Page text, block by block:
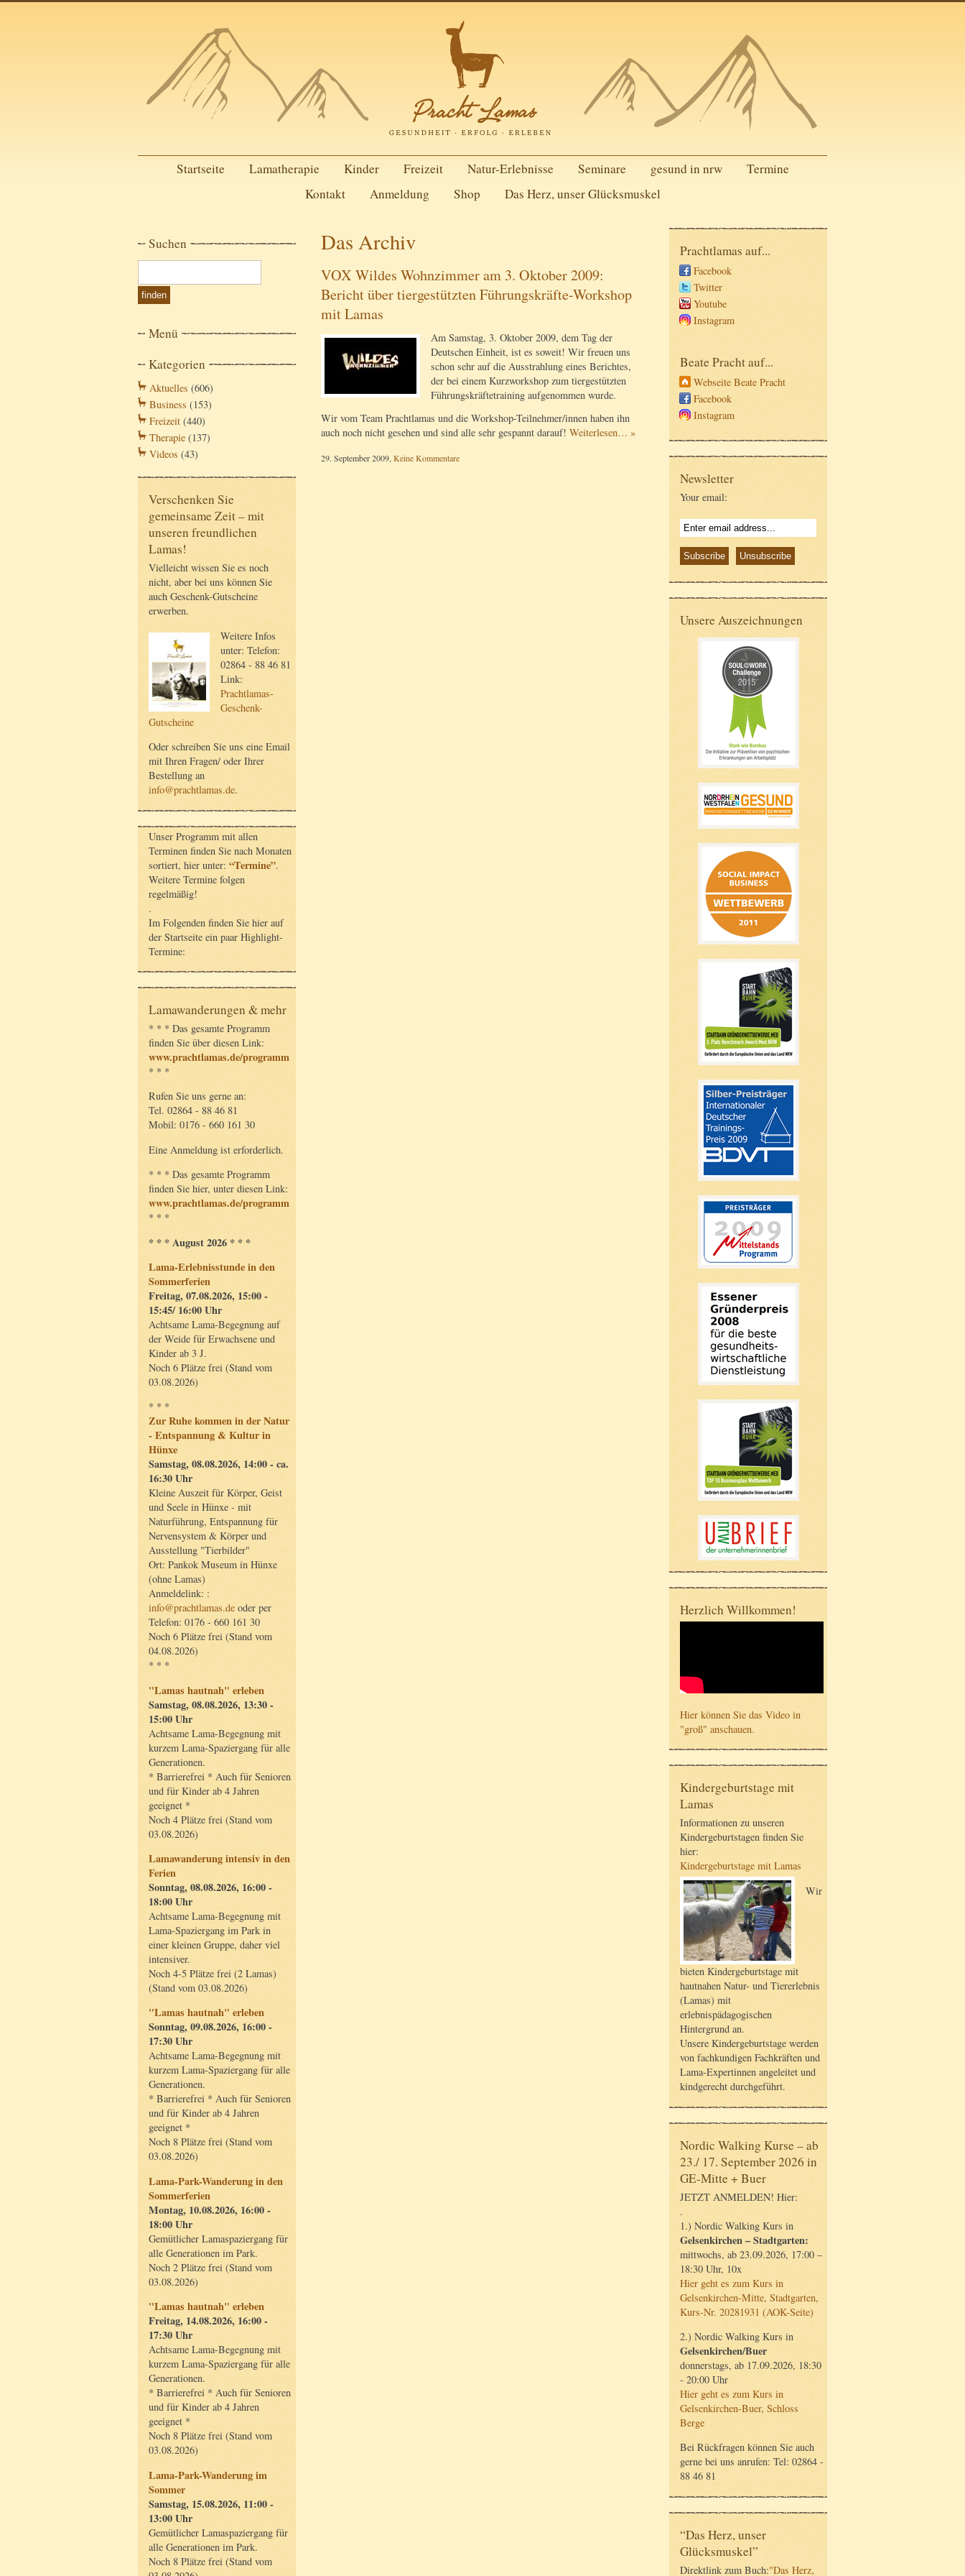
Startseite Lamatherapie Kinder Freizeit Natur-Erlebnisse Seminare gesund in nrw
Termine
Kontakt
Anmeldung Shop Das Herz, unser Glücksmuskel
Suchen
Menü
Kategorien
Aktuelles (606)
Business (153)
Freizeit (440)
Therapie (137)
Videos (43)
Verschenken Sie
gemeinsame Zeit – mit
unseren freundlichen
Lamas!
Vielleicht wissen Sie es noch
nicht, aber bei uns können Sie
auch Geschenk-Gutscheine
erwerben.
Weitere Infos
unter: Telefon:
02864 - 88 46 81
Link:
Prachtlamas-
Geschenk-
Gutscheine
Oder schreiben Sie uns eine Email
mit Ihren Fragen/ oder Ihrer
Bestellung an
info@prachtlamas.de.
Unser Programm mit allen
Terminen finden Sie nach Monaten
sortiert, hier unter: “Termine”.
Weitere Termine folgen
regelmäßig!
.
Im Folgenden finden Sie hier auf
der Startseite ein paar Highlight-
Termine:
Lamawanderungen & mehr
* * * Das gesamte Programm
finden Sie über diesen Link:
www.prachtlamas.de/programm
* * *
Rufen Sie uns gerne an:
Tel. 02864 - 88 46 81
Mobil: 0176 - 660 161 30
Eine Anmeldung ist erforderlich.
* * * Das gesamte Programm
finden Sie hier, unter diesen Link:
www.prachtlamas.de/programm
* * *
* * * August 2026 * * *
Lama-Erlebnisstunde in den
Sommerferien
Freitag, 07.08.2026, 15:00 -
15:45/ 16:00 Uhr
Achtsame Lama-Begegnung auf
der Weide für Erwachsene und
Kinder ab 3 J.
Noch 6 Plätze frei (Stand vom
03.08.2026)
* * *
Zur Ruhe kommen in der Natur
- Entspannung & Kultur in
Hünxe
Samstag, 08.08.2026, 14:00 - ca.
16:30 Uhr
Kleine Auszeit für Körper, Geist
und Seele in Hünxe - mit
Naturführung, Entspannung für
Nervensystem & Körper und
Ausstellung "Tierbilder"
Ort: Pankok Museum in Hünxe
(ohne Lamas)
Anmeldelink: :
info@prachtlamas.de oder per
Telefon: 0176 - 660 161 30
Noch 6 Plätze frei (Stand vom
04.08.2026)
* * *
"Lamas hautnah" erleben
Samstag, 08.08.2026, 13:30 -
15:00 Uhr
Achtsame Lama-Begegnung mit
kurzem Lama-Spaziergang für alle
Generationen.
* Barrierefrei * Auch für Senioren
und für Kinder ab 4 Jahren
geeignet *
Noch 4 Plätze frei (Stand vom
03.08.2026)
Lamawanderung intensiv in den
Ferien
Sonntag, 08.08.2026, 16:00 -
18:00 Uhr
Achtsame Lama-Begegnung mit
Lama-Spaziergang im Park in
einer kleinen Gruppe, daher viel
intensiver.
Noch 4-5 Plätze frei (2 Lamas)
(Stand vom 03.08.2026)
"Lamas hautnah" erleben
Sonntag, 09.08.2026, 16:00 -
17:30 Uhr
Achtsame Lama-Begegnung mit
kurzem Lama-Spaziergang für alle
Generationen.
* Barrierefrei * Auch für Senioren
und für Kinder ab 4 Jahren
geeignet *
Noch 8 Plätze frei (Stand vom
03.08.2026)
Lama-Park-Wanderung in den
Sommerferien
Montag, 10.08.2026, 16:00 -
18:00 Uhr
Gemütlicher Lamaspaziergang für
alle Generationen im Park.
Noch 2 Plätze frei (Stand vom
03.08.2026)
"Lamas hautnah" erleben
Freitag, 14.08.2026, 16:00 -
17:30 Uhr
Achtsame Lama-Begegnung mit
kurzem Lama-Spaziergang für alle
Generationen.
* Barrierefrei * Auch für Senioren
und für Kinder ab 4 Jahren
geeignet *
Noch 8 Plätze frei (Stand vom
03.08.2026)
Lama-Park-Wanderung im
Sommer
Samstag, 15.08.2026, 11:00 -
13:00 Uhr
Gemütlicher Lamaspaziergang für
alle Generationen im Park.
Noch 8 Plätze frei (Stand vom
Prachtlamas auf...
Facebook
Twitter
Youtube
Instagram
Beate Pracht auf...
Webseite Beate Pracht
Facebook
Instagram
Newsletter
Your email:
Unsere Auszeichnungen
Herzlich Willkommen!
Hier können Sie das Video in
"groß" anschauen.
Kindergeburtstage mit
Lamas
Informationen zu unseren
Kindergeburtstagen finden Sie
hier:
Kindergeburtstage mit Lamas
Wir
bieten Kindergeburtstage mit
hautnahen Natur- und Tiererlebnis
(Lamas) mit
erlebnispädagogischen
Hintergrund an.
Unsere Kindergeburtstage werden
von fachkundigen Fachkräften und
Lama-Expertinnen angeleitet und
kindgerecht durchgeführt.
Nordic Walking Kurse – ab
23./ 17. September 2026 in
GE-Mitte + Buer
JETZT ANMELDEN! Hier:
.
1.) Nordic Walking Kurs in
Gelsenkirchen – Stadtgarten:
mittwochs, ab 23.09.2026, 17:00 –
18:30 Uhr, 10x
Hier geht es zum Kurs in
Gelsenkirchen-Mitte, Stadtgarten,
Kurs-Nr. 20281931 (AOK-Seite)
2.) Nordic Walking Kurs in
Gelsenkirchen/Buer
donnerstags, ab 17.09.2026, 18:30
- 20:00 Uhr
Hier geht es zum Kurs in
Gelsenkirchen-Buer, Schloss
Berge
Bei Rückfragen können Sie auch
gerne bei uns anrufen: Tel: 02864 -
88 46 81
“Das Herz, unser
Glücksmuskel”
Direktlink zum Buch:"Das Herz,
Das Archiv
VOX Wildes Wohnzimmer am 3. Oktober 2009:
Bericht über tiergestützten Führungskräfte-Workshop
mit Lamas
Am Samstag, 3. Oktober 2009, dem Tag der
Deutschen Einheit, ist es soweit! Wir freuen uns
schon sehr auf die Ausstrahlung eines Berichtes,
der bei einem Kurzworkshop zum tiergestützten
Führungskräftetraining aufgenommen wurde.
Wir vom Team Prachtlamas und die Workshop-Teilnehmer/innen haben ihn
auch noch nicht gesehen und sind alle sehr gespannt darauf! Weiterlesen… »
29. September 2009, Keine Kommentare